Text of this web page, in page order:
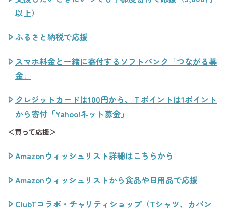
以上）
ふるさと納税で応援
スマホ料金と一緒に寄付するソフトバンク「つながる募
金」
クレジットカードは100円から、Ｔポイントは1ポイント
から寄付 「Yahoo!ネット募金」
＜買って応援＞
Amazonウィッシュリスト詳細はこちらから
Amazonウィッシュリストから食品や日用品で応援
ClubTコラボ・チャリティショップ（Tシャツ、カバン